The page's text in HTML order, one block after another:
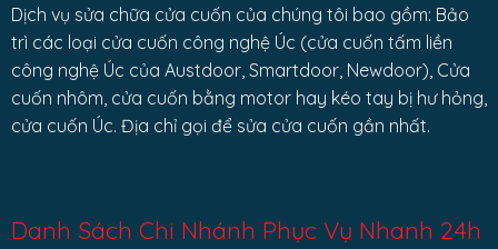
Dịch vụ sửa chữa cửa cuốn của chúng tôi bao gồm: Bảo
trì các loại cửa cuốn công nghệ Úc (cửa cuốn tấm liền
công nghệ Úc của Austdoor, Smartdoor, Newdoor), Cửa
cuốn nhôm, cửa cuốn bằng motor hay kéo tay bị hư hỏng,
cửa cuốn Úc. Địa chỉ gọi để sửa cửa cuốn gần nhất.
Danh Sách Chi Nhánh Phục Vụ Nhanh 24h